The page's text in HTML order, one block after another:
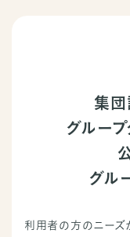
集団
グルー
グル
利用者の方のニー